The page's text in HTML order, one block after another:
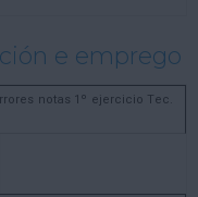
e emprego
notas 1º ejercicio Tec.